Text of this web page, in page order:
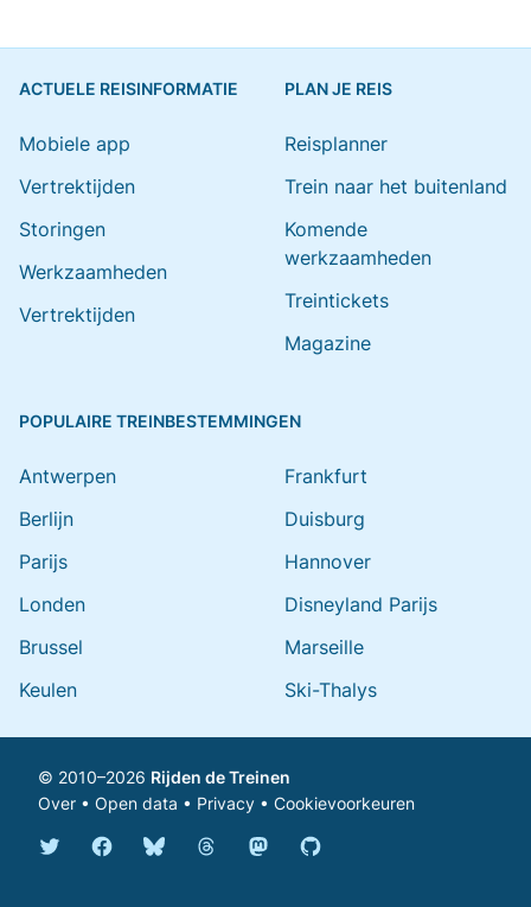
ACTUELE REISINFORMATIE
Mobiele app
Vertrektijden
Storingen
Werkzaamheden
Vertrektijden
PLAN JE REIS
Reisplanner
Trein naar het buitenland
Komende
werkzaamheden
Treintickets
Magazine
POPULAIRE TREINBESTEMMINGEN
Antwerpen
Berlijn
Parijs
Londen
Brussel
Keulen
Frankfurt
Duisburg
Hannover
Disneyland Parijs
Marseille
Ski-Thalys
© 2010–2026 Rijden de Treinen
Over • Open data • Privacy • Cookievoorkeuren